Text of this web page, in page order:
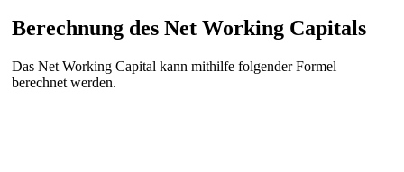
Berechnung des Net Working Capitals
Das Net Working Capital kann mithilfe folgender Formel
berechnet werden.